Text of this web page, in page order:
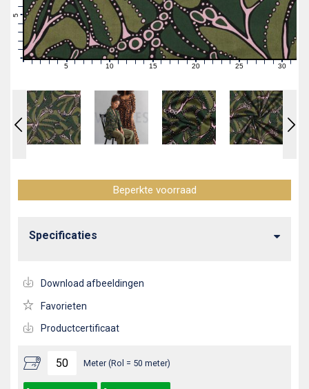
0
1
4
5
0 1 2 3 4 5 6 7 891011121314 151617181920212223242526272829 31
Meter (Rol = 50 meter)
Beperkte voorraad
Specificaties
Download afbeeldingen
Favorieten
Productcertificaat